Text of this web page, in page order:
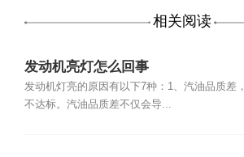
相关阅读
发动机亮灯怎么回事
发动机灯亮的原因有以下7种：1、汽油品质差，
不达标。汽油品质差不仅会导...